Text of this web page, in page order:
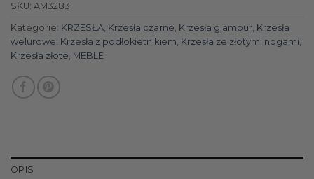
SKU: AM3283
Kategorie: KRZESŁA, Krzesła czarne, Krzesła glamour, Krzesła
welurowe, Krzesła z podłokietnikiem, Krzesła ze złotymi nogami,
Krzesła złote, MEBLE
OPIS